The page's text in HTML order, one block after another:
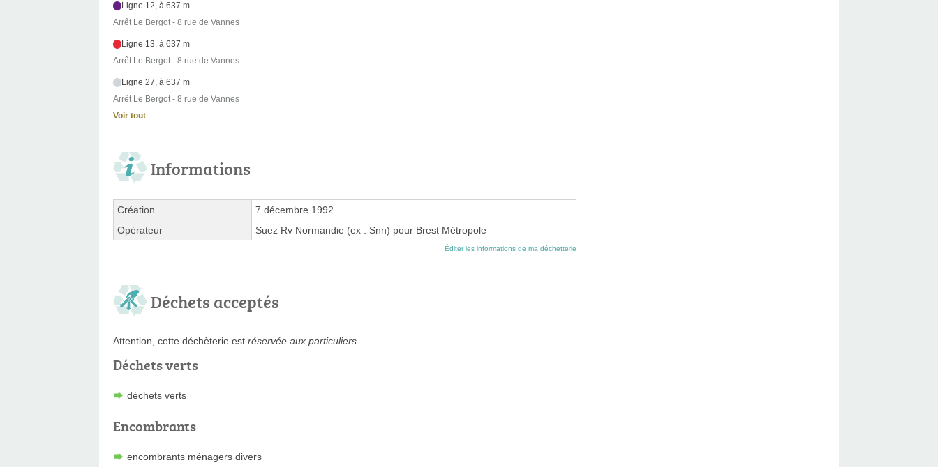
Ligne 12, à 637 m
Arrêt Le Bergot - 8 rue de Vannes
Ligne 13, à 637 m
Arrêt Le Bergot - 8 rue de Vannes
Ligne 27, à 637 m
Arrêt Le Bergot - 8 rue de Vannes
Voir tout
Informations
Création
7 décembre 1992
Opérateur
Suez Rv Normandie (ex : Snn) pour Brest Métropole
Éditer les informations de ma déchetterie
Déchets acceptés
Attention, cette déchèterie est réservée aux particuliers.
Déchets verts
déchets verts
Encombrants
encombrants ménagers divers